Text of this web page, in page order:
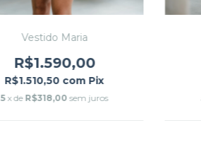
Vestido Maria
R$1.590,00
R$1.510,50 com Pix
5 x de R$318,00 sem juros